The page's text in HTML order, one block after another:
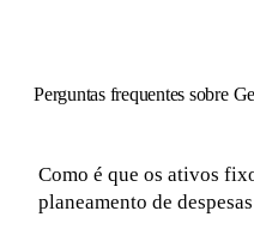
Perguntasfrequentes sobre
Como é que os ativos
planeamento de